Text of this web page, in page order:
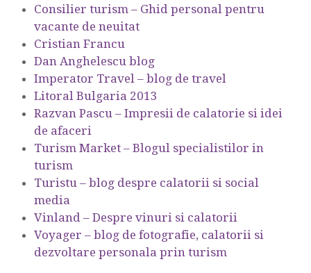
Consilier turism – Ghid personal pentru
vacante de neuitat
Cristian Francu
Dan Anghelescu blog
Imperator Travel – blog de travel
Litoral Bulgaria 2013
Razvan Pascu – Impresii de calatorie si idei
de afaceri
Turism Market – Blogul specialistilor in
turism
Turistu – blog despre calatorii si social
media
Vinland – Despre vinuri si calatorii
Voyager – blog de fotografie, calatorii si
dezvoltare personala prin turism